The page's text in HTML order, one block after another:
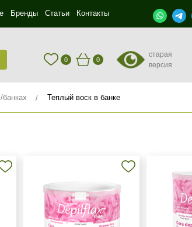
Бренды Статьи Контакты
0 0
старая
версия
банках Теплый воск в банке